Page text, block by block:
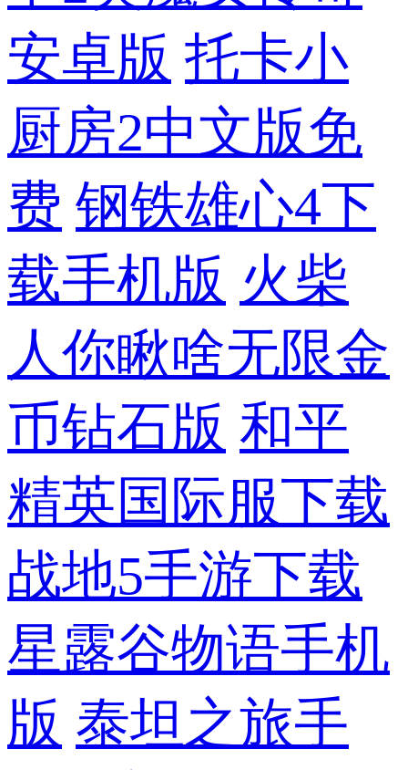
安卓版 托卡小
厨房2中文版免
费 钢铁雄心4下
载手机版 火柴
人你瞅啥无限金
币钻石版 和平
精英国际服下载
战地5手游下载
星露谷物语手机
版 泰坦之旅手